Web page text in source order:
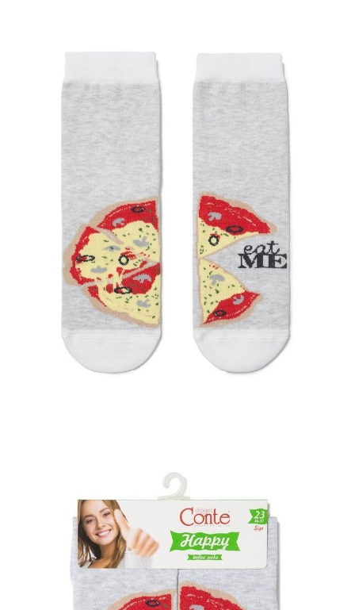
Tabela rozmiarów
DODAJ DO KOSZYKA
Jak złożyć zamówienie
POWIADOM MNIE O DOSTĘPNOŚCI
ПОЛУЧИТЬ ПО EMAIL
darmowa od 99 zł
czas dostawy: 1-2 dni robocze
Paczkomaty InPost 24/7,darmowa od 50 zł
czas dostawy: 1-2 dni robocze
Odbiór osobisty
w sklepie Conte (Łodz)
pn.- czw. 8:00 - 16:00, pt. 8:00 - 14:00
Opis produktu
91-341, Łódź, Polska
+48 500-503-636
info@conteshop.pl
Ten produkt nie ma pytań Możesz zadać pytanie, klikając przycisk
Nowe pytanie